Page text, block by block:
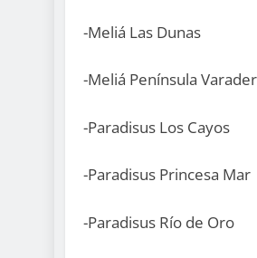
-Meliá Las Dunas
-Meliá Península
-Paradisus Los Cayos
-Paradisus Princesa Mar
-Paradisus Río de Oro